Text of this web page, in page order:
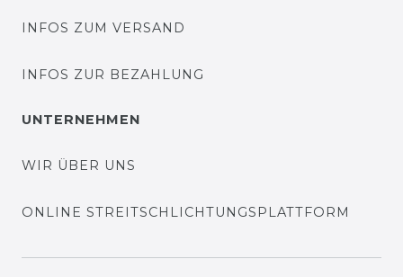
INFOS ZUM VERSAND
INFOS ZUR BEZAHLUNG
UNTERNEHMEN
WIR ÜBER UNS
ONLINE STREITSCHLICHTUNGSPLATTFORM